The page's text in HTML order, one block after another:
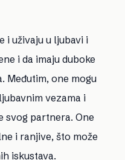
i uživaju u ljubavi i
i da imaju duboke
Međutim, one mogu
vezama i
svog partnera. One
i ranjive, što može
iskustava.